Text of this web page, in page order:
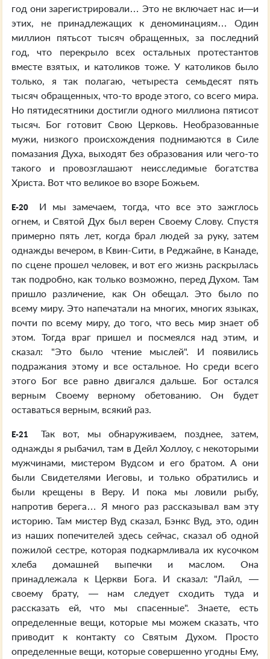
год они зарегистрировали… Это не включает нас и—и
этих, не принадлежащих к деноминациям… Один
миллион пятьсот тысяч обращенных, за последний
год, что перекрыло всех остальных протестантов
вместе взятых, и католиков тоже. У католиков было
только, я так полагаю, четыреста семьдесят пять
тысяч обращенных, что-то вроде этого, со всего мира.
Но пятидесятники достигли одного миллиона пятисот
тысяч. Бог готовит Свою Церковь. Необразованные
мужи, низкого происхождения поднимаются в Силе
помазания Духа, выходят без образования или чего-то
такого и провозглашают неисследимые богатства
Христа. Вот что великое во взоре Божьем.
E-20
И мы замечаем, тогда, что все это зажглось
огнем, и Святой Дух был верен Своему Слову. Спустя
примерно пять лет, когда брал людей за руку, затем
однажды вечером, в Квин-Сити, в Реджайне, в Канаде,
по сцене прошел человек, и вот его жизнь раскрылась
так подробно, как только возможно, перед Духом. Там
пришло различение, как Он обещал. Это было по
всему миру. Это напечатали на многих, многих языках,
почти по всему миру, до того, что весь мир знает об
этом. Тогда враг пришел и посмеялся над этим, и
сказал: "Это было чтение мыслей". И появились
подражания этому и все остальное. Но среди всего
этого Бог все равно двигался дальше. Бог остался
верным Своему верному обетованию. Он будет
оставаться верным, всякий раз.
E-21
Так вот, мы обнаруживаем, позднее, затем,
однажды я рыбачил, там в Дейл Холлоу, с некоторыми
мужчинами, мистером Вудсом и его братом. А они
были Свидетелями Иеговы, и только обратились и
были крещены в Веру. И пока мы ловили рыбу,
напротив берега… Я много раз рассказывал вам эту
историю. Там мистер Вуд сказал, Бэнкс Вуд, это, один
из наших попечителей здесь сейчас, сказал об одной
пожилой сестре, которая подкармливала их кусочком
хлеба домашней выпечки и маслом. Она
принадлежала к Церкви Бога. И сказал: "Лайл, —
своему брату, — нам следует сходить туда и
рассказать ей, что мы спасенные". Знаете, есть
определенные вещи, которые мы можем сказать, что
приводит к контакту со Святым Духом. Просто
определенные вещи, которые совершенно угодны Ему,